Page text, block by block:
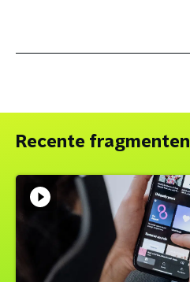
Recente fragmenten